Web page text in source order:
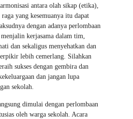
antara olah sikap (etika),
yang kesemuanya itu dapat
dengan adanya perlombaan
kerjasama dalam tim,
dan sekaligus menyehatkan dan
lebih cemerlang. Silahkan
sukses dengan gembira dan
dan jangan lupa
sekolah.
dimulai dengan perlombaan
oleh warga sekolah. Acara